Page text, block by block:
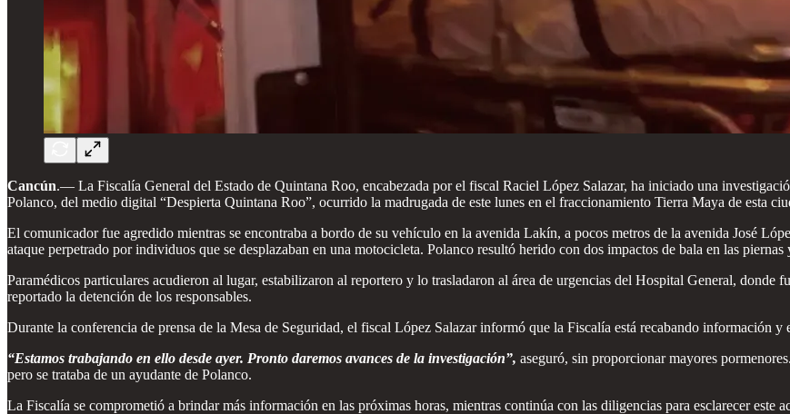
Cancún.— La Fiscalía General del Estado de Quintana Roo, encabezada por el fiscal Raciel López Salazar, ha iniciado una
Polanco, del medio digital “Despierta Quintana Roo”, ocurrido la madrugada de este lunes en el fraccionamiento Tierra Maya de esta
El comunicador fue agredido mientras se encontraba a bordo de su vehículo en la avenida Lakín, a pocos metros de la avenida José
ataque perpetrado por individuos que se desplazaban en una motocicleta. Polanco resultó herido con dos impactos de bala en las piernas
Paramédicos particulares acudieron al lugar, estabilizaron al reportero y lo trasladaron al área de urgencias del Hospital General, donde
reportado la detención de los responsables.
Durante la conferencia de prensa de la Mesa de Seguridad, el fiscal López Salazar informó que la Fiscalía está recabando información
“Estamos trabajando en ello desde ayer. Pronto daremos avances de la investigación”, aseguró, sin proporcionar mayores
pero se trataba de un ayudante de Polanco.
La Fiscalía se comprometió a brindar más información en las próximas horas, mientras continúa con las diligencias para esclarecer este